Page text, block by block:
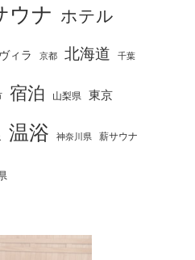
ウナ ホテル
ヴィラ 京都 北海道 千葉
宿泊 山梨県 東京
温浴 神奈川県 薪サウナ